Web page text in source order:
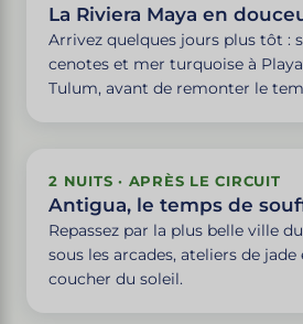
La Riviera Maya en
Arrivez quelques jours plus tôt :
cenotes et mer turquoise à
Tulum, avant de remonter le
2 NUITS · APRÈS LE CIRCUIT
Antigua, le temps de
Repassez par la plus belle ville
sous les arcades, ateliers de jade
coucher du soleil.